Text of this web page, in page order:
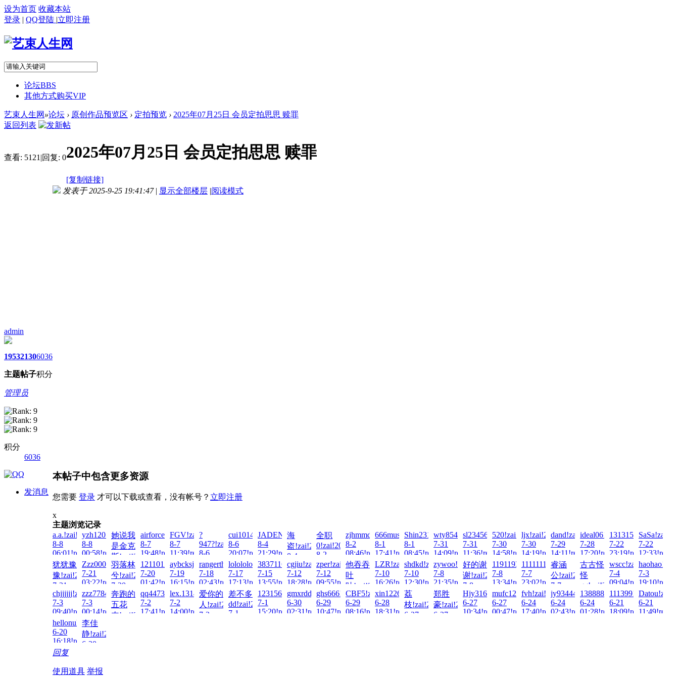
设为首页 收藏本站
登录 | QQ登陆 |立即注册
论坛BBS
其他方式购买VIP
艺束人生网 »论坛 › 原创作品预览区 › 定拍预览 › 2025年07月25日 会员定拍思思 赎罪
返回列表
查看: 5121 |回复: 02025年07月25日 会员定拍思思 赎罪
[复制链接]
admin
1953
主题
2130
帖子
6036
积分
管理员
积分
6036
发消息
发表于 2025-9-25 19:41:47 | 显示全部楼层 |阅读模式
本帖子中包含更多资源
您需要 登录 才可以下载或查看，没有帐号？ 立即注册
x
主题浏览记录
a.a.!zai!2026-
8-8
06:01!read!
yzh1201..!zai!2026-
8-8
00:58!read!
她说我
是金克
斯!zai!2026-
8-7
23:59!read!
airforce91166!zai!2026-
8-7
19:48!read!
FGV!zai!2026-
8-7
11:39!read!
?
947?!zai!2026-
8-6
22:05!read!
cui1014378065!zai!2026-
8-6
20:07!read!
JADENG22222!zai!2026-
8-4
21:29!read!
海
盗!zai!2026-
8-4
01:43!read!
全职
0!zai!2026-
8-2
08:57!read!
zjhmmdou!zai!2026-
8-2
08:46!read!
666music!zai!2026-
8-1
17:41!read!
Shin231199!zai!2026-
8-1
08:45!read!
wty854414!zai!2026-
7-31
14:09!read!
sl23456!zai!2026-
7-31
11:36!read!
520!zai!2026-
7-30
14:58!read!
ljx!zai!2026-
7-30
14:19!read!
dand!zai!2026-
7-29
14:11!read!
ideal0617!zai!2026-
7-28
17:20!read!
7-22
23:19!read!
7-22
12:33!read!
犹犹豫
豫!zai!2026-
7-21
23:05!read!
Zzz000!zai!2026-
7-21
03:22!read!
羽落林
兮!zai!2026-
7-20
09:44!read!
1211012110!zai!2026-
7-20
01:42!read!
aybcksj!zai!2026-
7-19
16:15!read!
rangerthelone!zai!2026-
7-18
02:43!read!
lolololo!zai!2026-
7-17
17:13!read!
3837116307!zai!2026-
7-15
13:55!read!
cgjiu!zai!2026-
7-12
18:28!read!
zper!zai!2026-
7-12
09:55!read!
他吞吞
吐
吐!zai!2026-
7-10
16:59!read!
LZR!zai!2026-
7-10
16:26!read!
shdkd!zai!2026-
7-10
12:30!read!
zywoo!zai!2026-
7-8
21:35!read!
好的谢
谢!zai!2026-
7-8
15:25!read!
1191193576!zai!2026-
7-8
13:34!read!
1111111aaa!zai!2026-
7-7
23:02!read!
睿涵
公!zai!2026-
7-7
20:53!read!
古古怪
怪
gg!zai!2026-
7-5
02:59!read!
wscc!zai!2026-
7-4
09:04!read!
7-3
19:10!read!
chjjjjjj!zai!2026-
7-3
09:40!read!
zzz778433215!zai!2026-
7-3
00:14!read!
奔跑的
五花
肉!zai!2026-
qq447375477!zai!2026-
7-2
17:41!read!
lex.1314!zai!2026-
7-2
14:00!read!
爱你的
人!zai!2026-
7-2
差不多
dd!zai!2026-
7-1
123156789!zai!2026-
7-1
15:20!read!
gmxrdd!zai!2026-
6-30
02:31!read!
ghs666!zai!2026-
6-29
10:47!read!
CBF5!zai!2026-
6-29
08:16!read!
xin122698!zai!2026-
6-28
18:31!read!
荔
枝!zai!2026-
6-27
郑胜
豪!zai!2026-
6-27
Hjy316!zai!2026-
6-27
10:34!read!
mufc12345!zai!2026-
6-27
00:47!read!
fvh!zai!2026-
6-24
17:40!read!
jy934443345!zai!2026-
6-24
02:43!read!
13888888888!zai!2026-
6-24
01:28!read!
111399!zai!2026-
6-21
18:09!read!
6-21
11:49!read!
hellonuke!zai!2026-
6-20
16:18!read!
李佳
静!zai!2026-
6-20
回复
使用道具 举报